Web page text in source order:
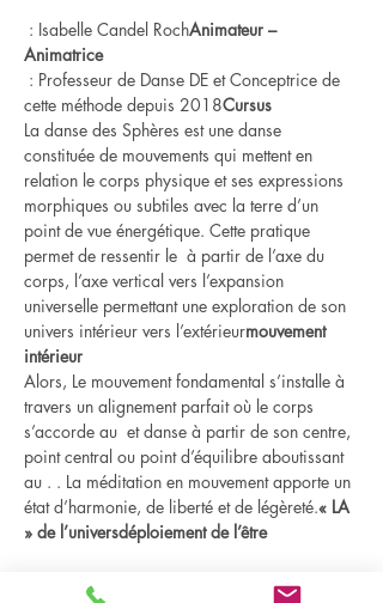
: Isabelle Candel RochAnimateur –
Animatrice
cette méthode depuis 2018Cursus
La danse des Sphères est une danse
constituée de mouvements qui mettent en
relation le corps physique et ses expressions
morphiques ou subtiles avec la terre d’un
point de vue énergétique. Cette pratique
permet de ressentir le à partir de l’axe du
corps, l’axe vertical vers l’expansion
universelle permettant une exploration de son
univers intérieur vers l’extérieurmouvement
intérieur
Alors, Le mouvement fondamental s’installe à
travers un alignement parfait où le corps
s’accorde au et danse à partir de son centre,
point central ou point d’équilibre aboutissant
au . . La méditation en mouvement apporte un
état d’harmonie, de liberté et de légèreté.« LA
» de l’universdéploiement de l’être